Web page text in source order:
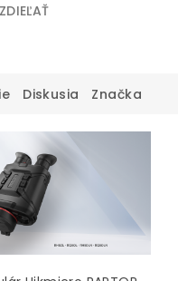
ZDIEĽAŤ
Diskusia Značka